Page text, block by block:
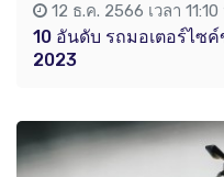
12 ธ.ค. 2566 เวลา 11:10
10 อันดับ รถมอเตอร์ไซ
2023